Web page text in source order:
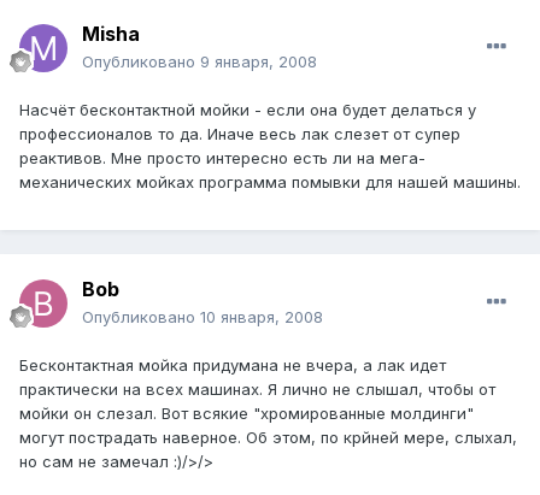
Misha
Опубликовано 9 января, 2008
Насчёт бесконтактной мойки - если она будет делаться у
профессионалов то да. Иначе весь лак слезет от супер
реактивов. Мне просто интересно есть ли на мега-
механических мойках программа помывки для нашей машины.
Bob
Опубликовано 10 января, 2008
Бесконтактная мойка придумана не вчера, а лак идет
практически на всех машинах. Я лично не слышал, чтобы от
мойки он слезал. Вот всякие "хромированные молдинги"
могут пострадать наверное. Об этом, по крйней мере, слыхал,
но сам не замечал :)/>/>